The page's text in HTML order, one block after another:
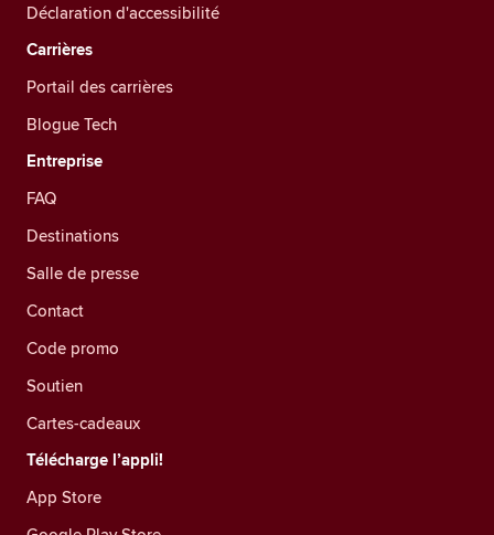
Déclaration d'accessibilité
Carrières
Portail des carrières
Blogue Tech
Entreprise
FAQ
Destinations
Salle de presse
Contact
Code promo
Soutien
Cartes-cadeaux
Télécharge l’appli!
App Store